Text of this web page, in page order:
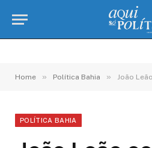
Home » Política Bahia » João Leão confirma pré-
POLÍTICA BAHIA